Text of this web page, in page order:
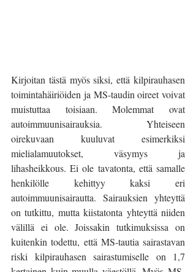
Kirjoitan tästä myös siksi, että kilpirauhasen
toimintahäiriöiden ja MS-taudin oireet voivat
muistuttaa toisiaan. Molemmat ovat
autoimmuunisairauksia. Yhteiseen
oirekuvaan kuuluvat esimerkiksi
mielialamuutokset, väsymys ja
lihasheikkous. Ei ole tavatonta, että samalle
henkilölle kehittyy kaksi eri
autoimmuunisairautta. Sairauksien yhteyttä
on tutkittu, mutta kiistatonta yhteyttä niiden
välillä ei ole. Joissakin tutkimuksissa on
kuitenkin todettu, että MS-tautia sairastavan
riski kilpirauhasen sairastumiselle on 1,7